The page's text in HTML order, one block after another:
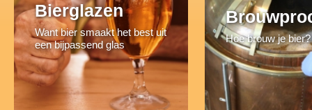
Bierglazen
Want bier smaakt het best uit
een bijpassend glas
Hoe brouw je bier?